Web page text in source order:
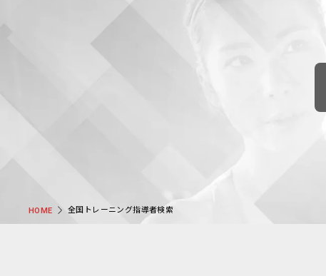
2026年認定試験実施要項
HOME 全国トレーニング指導者検索